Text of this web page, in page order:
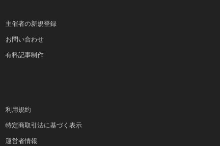
主催者の新規登録
お問い合わせ
有料記事制作
利用規約
特定商取引法に基づく表示
運営者情報